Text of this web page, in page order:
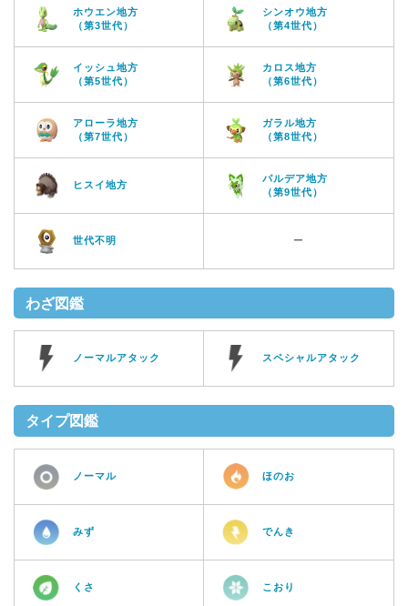
ホウエン地方
（第3世代）
シンオウ地方
（第4世代）
イッシュ地方
（第5世代）
カロス地方
（第6世代）
アローラ地方
（第7世代）
ガラル地方
（第8世代）
ヒスイ地方
パルデア地方
（第9世代）
世代不明 ー
わざ図鑑
ノーマルアタック スペシャルアタック
タイプ図鑑
ノーマル ほのお
みず でんき
くさ こおり